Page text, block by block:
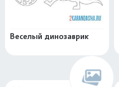
Веселый динозаврик